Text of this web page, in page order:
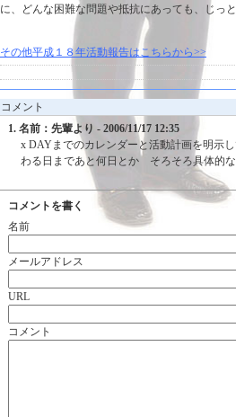
に、どんな困難な問題や抵抗にあっても、じっ
その他平成１８年活動報告はこちらから>>
コメント
1. 名前：先輩より - 2006/11/17 12:35
x DAYまでのカレンダーと活動計画を明
わる日まであと何日とか そろそろ具体的な
コメントを書く
名前
メールアドレス
URL
コメント